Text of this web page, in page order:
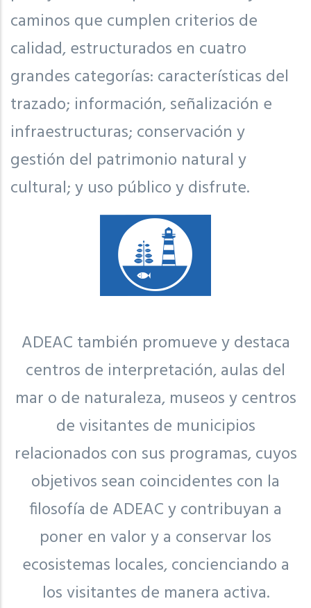
caminos que cumplen criterios de
calidad, estructurados en cuatro
grandes categorías: características del
trazado; información, señalización e
infraestructuras; conservación y
gestión del patrimonio natural y
cultural; y uso público y disfrute.
ADEAC también promueve y destaca
centros de interpretación, aulas del
mar o de naturaleza, museos y centros
de visitantes de municipios
relacionados con sus programas, cuyos
objetivos sean coincidentes con la
filosofía de ADEAC y contribuyan a
poner en valor y a conservar los
ecosistemas locales, concienciando a
los visitantes de manera activa.